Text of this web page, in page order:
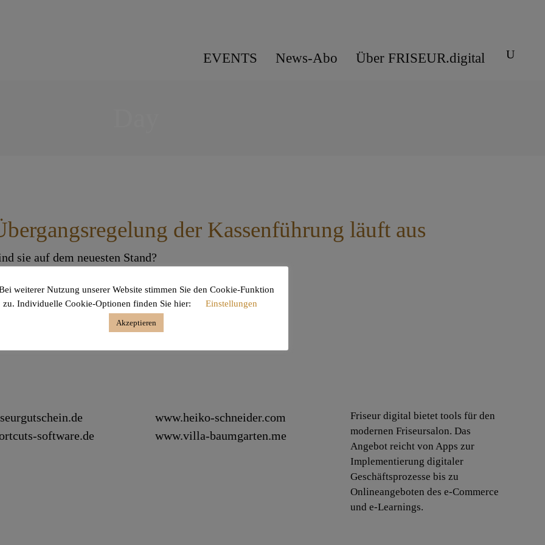
EVENTS News-Abo Über FRISEUR.digital
der Kassenführung läuft aus
sie auf dem neuesten Stand?
Reading
software.de
www.heiko-schneider.com
www.villa-baumgarten.me
Friseur digital bietet tools für den
modernen Friseursalon. Das
Angebot reicht von Apps zur
Implementierung digitaler
Geschäftsprozesse bis zu
Onlineangeboten des e-Commerce
und e-Learnings.
weiterer Nutzung unserer Website stimmen Sie den Cookie-Funktion
zu. Individuelle Cookie-Optionen finden Sie hier:
Einstellungen
Akzeptieren